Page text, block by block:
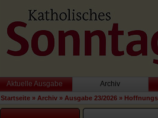
Aktuelle Ausgabe Archiv
Startseite» Archiv» Ausgabe 23/2026»